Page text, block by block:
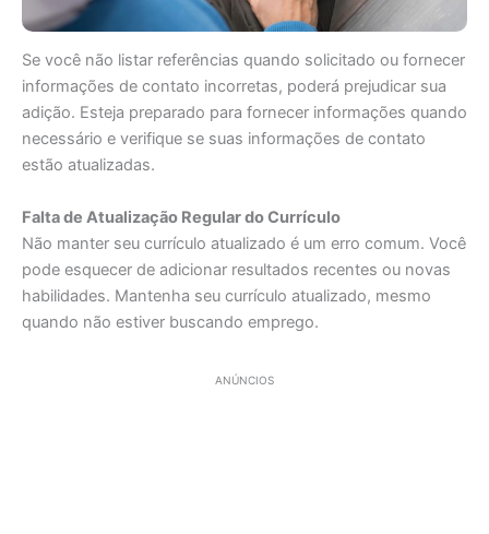
Se você não listar referências quando solicitado ou fornecer
informações de contato incorretas, poderá prejudicar sua
adição. Esteja preparado para fornecer informações quando
necessário e verifique se suas informações de contato
estão atualizadas.
Falta de Atualização Regular do Currículo
Não manter seu currículo atualizado é um erro comum. Você
pode esquecer de adicionar resultados recentes ou novas
habilidades. Mantenha seu currículo atualizado, mesmo
quando não estiver buscando emprego.
ANÚNCIOS